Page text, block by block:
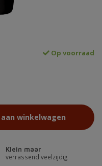
Op voorraad
winkelwagen
Klein maar
verrassend veelzijdig